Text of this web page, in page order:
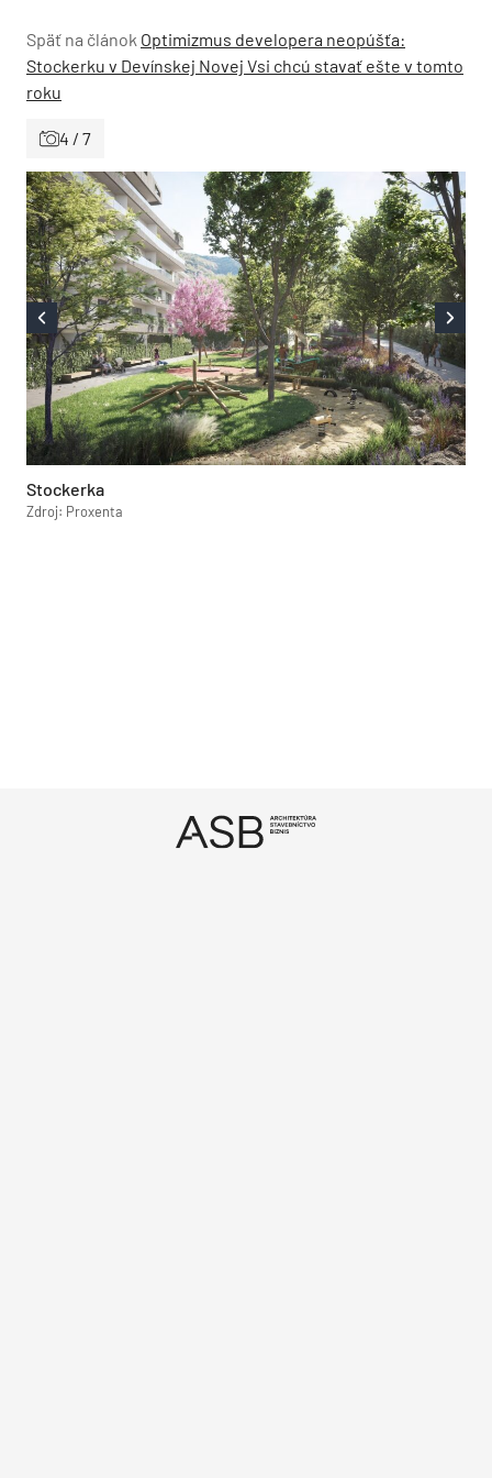
Späť na článok Optimizmus developera neopúšťa:
Stockerku v Devínskej Novej Vsi chcú stavať ešte v tomto
roku
4 / 7
Stockerka
Zdroj: Proxenta